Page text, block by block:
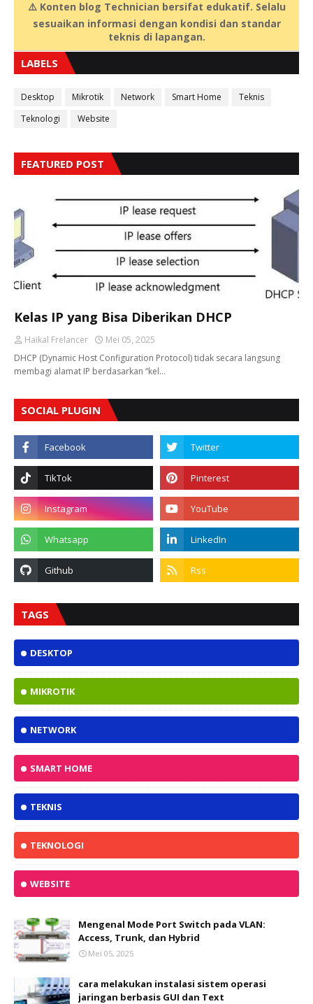
⚠️ Konten blog Technician bersifat edukatif. Selalu
sesuaikan informasi dengan kondisi dan standar
teknis di lapangan.
LABELS
Desktop Mikrotik Network Smart Home
Teknis
Teknologi
Website
FEATURED POST
Kelas IP yang Bisa Diberikan DHCP
Haikal Frelancer
Mei 05, 2025
DHCP (Dynamic Host Configuration Protocol) tidak secara langsung
membagi alamat IP berdasarkan “kel…
SOCIAL PLUGIN
TAGS
DESKTOP
MIKROTIK
NETWORK
SMART HOME
TEKNIS
TEKNOLOGI
WEBSITE
Mengenal Mode Port Switch pada VLAN:
Access, Trunk, dan Hybrid
Mei 05, 2025
cara melakukan instalasi sistem operasi
jaringan berbasis GUI dan Text